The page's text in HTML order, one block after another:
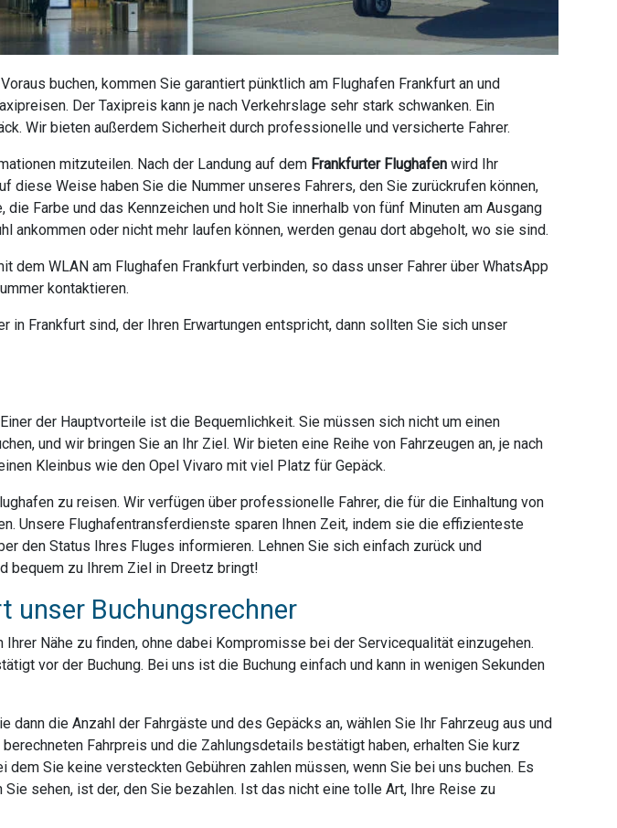
buchen, kommen Sie garantiert pünktlich am Flughafen Frankfurt an und
Der Taxipreis kann je nach Verkehrslage sehr stark schwanken. Ein
Wir bieten außerdem Sicherheit durch professionelle und versicherte Fahrer.
mitzuteilen. Nach der Landung auf dem Frankfurter Flughafen wird Ihr
diese Weise haben Sie die Nummer unseres Fahrers, den Sie zurückrufen können,
Farbe und das Kennzeichen und holt Sie innerhalb von fünf Minuten am Ausgang
oder nicht mehr laufen können, werden genau dort abgeholt, wo sie sind.
WLAN am Flughafen Frankfurt verbinden, so dass unser Fahrer über WhatsApp
kontaktieren.
Frankfurt sind, der Ihren Erwartungen entspricht, dann sollten Sie sich unser
der Hauptvorteile ist die Bequemlichkeit. Sie müssen sich nicht um einen
und wir bringen Sie an Ihr Ziel. Wir bieten eine Reihe von Fahrzeugen an, je nach
Kleinbus wie den Opel Vivaro mit viel Platz für Gepäck.
zu reisen. Wir verfügen über professionelle Fahrer, die für die Einhaltung von
Unsere Flughafentransferdienste sparen Ihnen Zeit, indem sie die effizienteste
den Status Ihres Fluges informieren. Lehnen Sie sich einfach zurück und
bequem zu Ihrem Ziel in Dreetz bringt!
unser Buchungsrechner
Ihrer Nähe zu finden, ohne dabei Kompromisse bei der Servicequalität einzugehen.
vor der Buchung. Bei uns ist die Buchung einfach und kann in wenigen Sekunden
die Anzahl der Fahrgäste und des Gepäcks an, wählen Sie Ihr Fahrzeug aus und
Fahrpreis und die Zahlungsdetails bestätigt haben, erhalten Sie kurz
Sie keine versteckten Gebühren zahlen müssen, wenn Sie bei uns buchen. Es
sehen, ist der, den Sie bezahlen. Ist das nicht eine tolle Art, Ihre Reise zu